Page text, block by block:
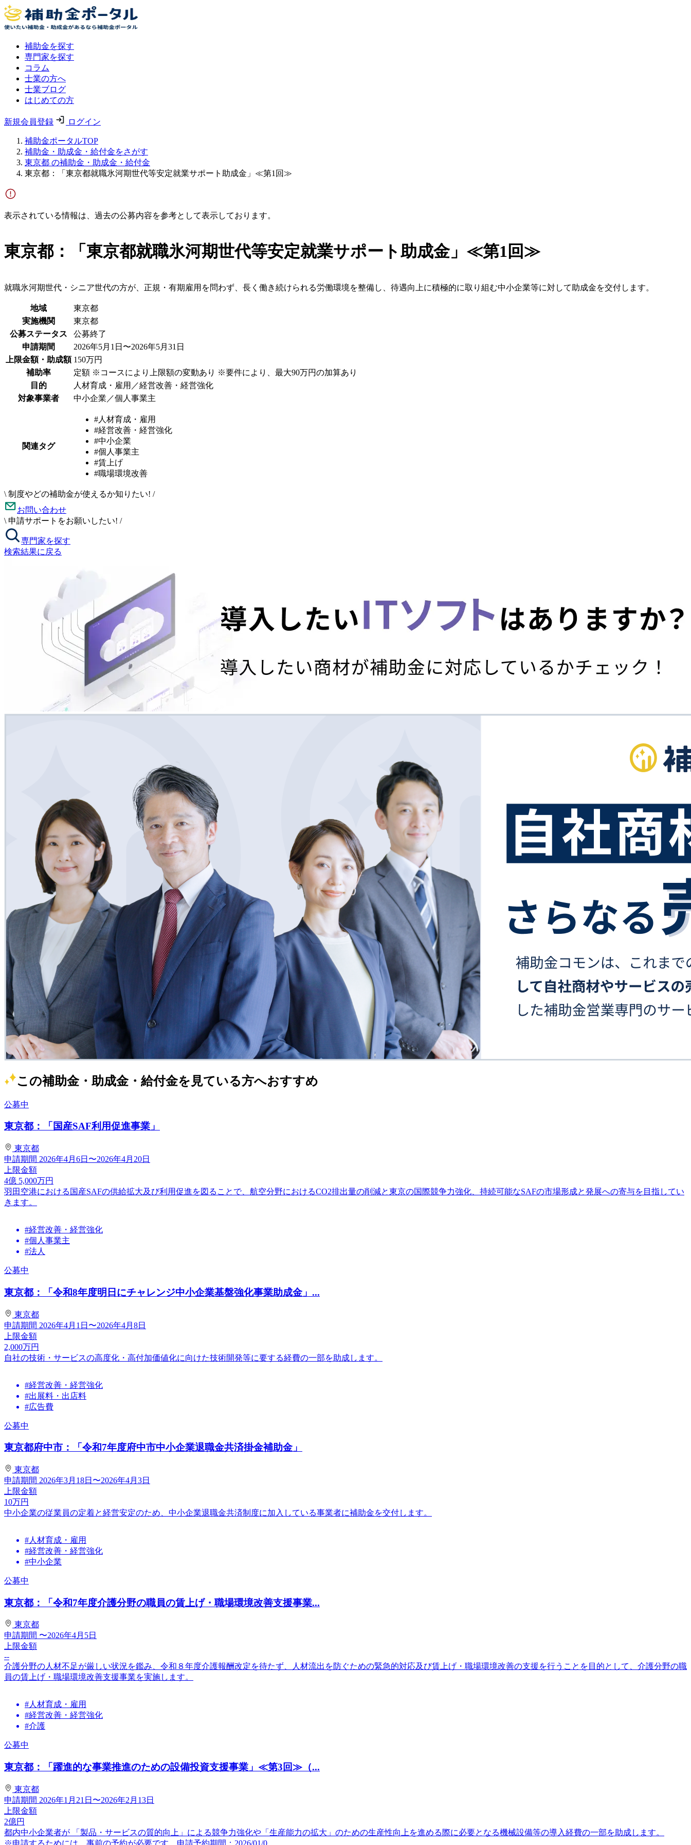
補助金を探す
専門家を探す
コラム
士業の方へ
士業ブログ
はじめての方
新規会員登録 ログイン
補助金ポータルTOP
補助金・助成金・給付金をさがす
東京都 の補助金・助成金・給付金
東京都：「東京都就職氷河期世代等安定就業サポート助成金」≪第1回≫
表示されている情報は、過去の公募内容を参考として表示しております。
東京都：「東京都就職氷河期世代等安定就業サポート助成金」≪第1回≫
就職氷河期世代・シニア世代の方が、正規・有期雇用を問わず、長く働き続けられる労働環境を整備し、待遇向上に積極的に取り組む中小企業等に対して助成金を交付します。
地域
東京都
実施機関
東京都
公募ステータス
公募終了
申請期間
2026年5月1日〜2026年5月31日
上限金額・助成額 150万円
補助率
定額 ※コースにより上限額の変動あり ※要件により、最大90万円の加算あり
目的
人材育成・雇用／経営改善・経営強化
対象事業者
中小企業／個人事業主
関連タグ
#人材育成・雇用
#経営改善・経営強化
#中小企業
#個人事業主
#賃上げ
#職場環境改善
\ 制度やどの補助金が使えるか知りたい! /
お問い合わせ
\ 申請サポートをお願いしたい! /
専門家を探す
検索結果に戻る
この補助金・助成金・給付金を見ている方へおすすめ
公募中
東京都：「国産SAF利用促進事業」
東京都
申請期間 2026年4月6日〜2026年4月20日
上限金額
4億 5,000万円
羽田空港における国産SAFの供給拡大及び利用促進を図ることで、航空分野におけるCO2排出量の削減と東京の国際競争力強化、持続可能なSAFの市場形成と発展への寄与を目指してい
きます。
#経営改善・経営強化
#個人事業主
#法人
公募中
東京都：「令和8年度明日にチャレンジ中小企業基盤強化事業助成金」...
東京都
申請期間 2026年4月1日〜2026年4月8日
上限金額
2,000万円
自社の技術・サービスの高度化・高付加価値化に向けた技術開発等に要する経費の一部を助成します。
#経営改善・経営強化
#出展料・出店料
#広告費
公募中
東京都府中市：「令和7年度府中市中小企業退職金共済掛金補助金」
東京都
申請期間 2026年3月18日〜2026年4月3日
上限金額
10万円
中小企業の従業員の定着と経営安定のため、中小企業退職金共済制度に加入している事業者に補助金を交付します。
#人材育成・雇用
#経営改善・経営強化
#中小企業
公募中
東京都：「令和7年度介護分野の職員の賃上げ・職場環境改善支援事業...
東京都
申請期間 〜2026年4月5日
上限金額
--
介護分野の人材不足が厳しい状況を鑑み、令和８年度介護報酬改定を待たず、人材流出を防ぐための緊急的対応及び賃上げ・職場環境改善の支援を行うことを目的として、介護分野の職
員の賃上げ・職場環境改善支援事業を実施します。
#人材育成・雇用
#経営改善・経営強化
#介護
公募中
東京都：「躍進的な事業推進のための設備投資支援事業」≪第3回≫（...
東京都
申請期間 2026年1月21日〜2026年2月13日
上限金額
2億円
都内中小企業者が 「製品・サービスの質的向上」による競争力強化や「生産能力の拡大」のための生産性向上を進める際に必要となる機械設備等の導入経費の一部を助成します。
※申請するためには、事前の予約が必要です。申請予約期間：2026/01/0...